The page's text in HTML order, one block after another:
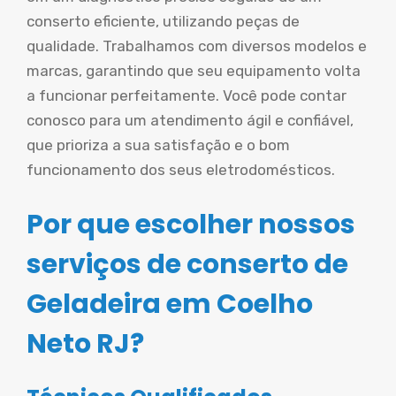
conserto eficiente, utilizando peças de
qualidade. Trabalhamos com diversos modelos e
marcas, garantindo que seu equipamento volta
a funcionar perfeitamente. Você pode contar
conosco para um atendimento ágil e confiável,
que prioriza a sua satisfação e o bom
funcionamento dos seus eletrodomésticos.
Por que escolher nossos
serviços de conserto de
Geladeira em Coelho
Neto RJ?